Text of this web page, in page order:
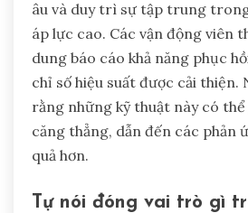
âu và duy trì sự tập trung
áp lực cao. Các vận động viên
dung báo cáo khả năng phục
chỉ số hiệu suất được cải thiện.
rằng những kỹ thuật này có
căng thẳng, dẫn đến các phản
quả hơn.
Tự nói đóng vai trò gì